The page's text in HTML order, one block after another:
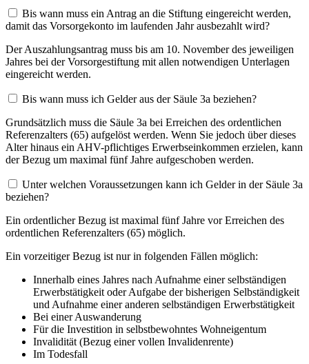
Bis wann muss ein Antrag an die Stiftung eingereicht werden,
damit das Vorsorgekonto im laufenden Jahr ausbezahlt wird?
Der Auszahlungsantrag muss bis am 10. November des jeweiligen
Jahres bei der Vorsorgestiftung mit allen notwendigen Unterlagen
eingereicht werden.
Bis wann muss ich Gelder aus der Säule 3a beziehen?
Grundsätzlich muss die Säule 3a bei Erreichen des ordentlichen
Referenzalters (65) aufgelöst werden. Wenn Sie jedoch über dieses
Alter hinaus ein AHV-pflichtiges Erwerbseinkommen erzielen, kann
der Bezug um maximal fünf Jahre aufgeschoben werden.
Unter welchen Voraussetzungen kann ich Gelder in der Säule 3a
beziehen?
Ein ordentlicher Bezug ist maximal fünf Jahre vor Erreichen des
ordentlichen Referenzalters (65) möglich.
Ein vorzeitiger Bezug ist nur in folgenden Fällen möglich:
Innerhalb eines Jahres nach Aufnahme einer selbständigen
Erwerbstätigkeit oder Aufgabe der bisherigen Selbständigkeit
und Aufnahme einer anderen selbständigen Erwerbstätigkeit
Bei einer Auswanderung
Für die Investition in selbstbewohntes Wohneigentum
Invalidität (Bezug einer vollen Invalidenrente)
Im Todesfall